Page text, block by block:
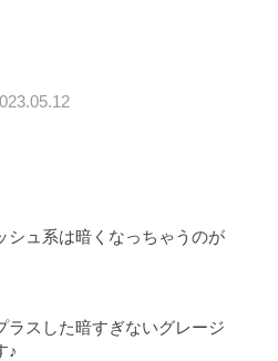
シュ系は暗くなっちゃうのが
ラスした暗すぎないグレージ
♪